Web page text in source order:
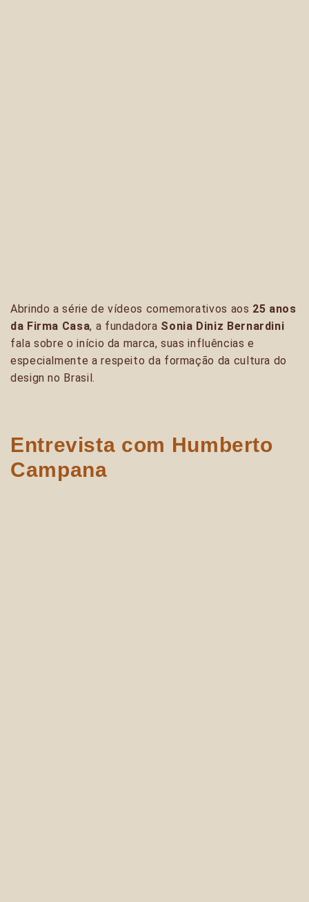
Abrindo a série de vídeos comemorativos aos 25 anos
da Firma Casa, a fundadora Sonia Diniz Bernardini
fala sobre o início da marca, suas influências e
especialmente a respeito da formação da cultura do
design no Brasil.
Entrevista com Humberto
Campana